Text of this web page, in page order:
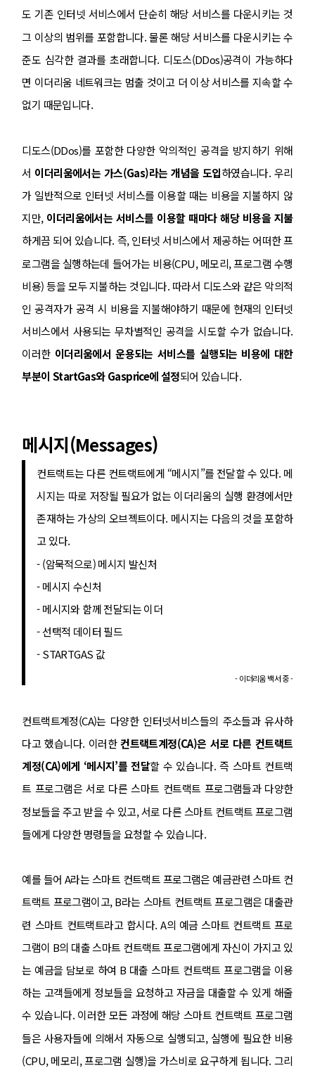
도 기존 인터넷 서비스에서 단순히 해당 서비스를 다운시키는 것
그 이상의 범위를 포함합니다. 물론 해당 서비스를 다운시키는 수
준도 심각한 결과를 초래합니다. 디도스(DDos)공격이 가능하다
면 이더리움 네트워크는 멈출 것이고 더 이상 서비스를 지속할 수
없기 때문입니다.
디도스(DDos)를 포함한 다양한 악의적인 공격을 방지하기 위해
서 이더리움에서는 가스(Gas)라는 개념을 도입하였습니다. 우리
가 일반적으로 인터넷 서비스를 이용할 때는 비용을 지불하지 않
지만, 이더리움에서는 서비스를 이용할 때마다 해당 비용을 지불
하게끔 되어 있습니다. 즉, 인터넷 서비스에서 제공하는 어떠한 프
로그램을 실행하는데 들어가는 비용(CPU, 메모리, 프로그램 수행
비용) 등을 모두 지불하는 것입니다. 따라서 디도스와 같은 악의적
인 공격자가 공격 시 비용을 지불해야하기 때문에 현재의 인터넷
서비스에서 사용되는 무차별적인 공격을 시도할 수가 없습니다.
이러한 이더리움에서 운용되는 서비스를 실행되는 비용에 대한
부분이 StartGas와 Gasprice에 설정되어 있습니다.
메시지(Messages)
컨트랙트는 다른 컨트랙트에게 “메시지”를 전달할 수 있다. 메
시지는 따로 저장될 필요가 없는 이더리움의 실행 환경에서만
존재하는 가상의 오브젝트이다. 메시지는 다음의 것을 포함하
고 있다.
- (암묵적으로) 메시지 발신처
- 메시지 수신처
- 메시지와 함께 전달되는 이더
- 선택적 데이터 필드
- STARTGAS 값
- 이더리움 백서 중 -
컨트랙트계정(CA)는 다양한 인터넷서비스들의 주소들과 유사하
다고 했습니다. 이러한컨트랙트계정(CA)은 서로 다른 컨트랙트
계정(CA)에게 ‘메시지’를 전달할 수 있습니다. 즉 스마트 컨트랙
트 프로그램은 서로 다른 스마트 컨트랙트 프로그램들과 다양한
정보들을 주고 받을 수 있고, 서로 다른 스마트 컨트랙트 프로그램
들에게 다양한 명령들을 요청할 수 있습니다.
예를 들어 A라는 스마트 컨트랙트 프로그램은 예금관련 스마트 컨
트랙트 프로그램이고, B라는 스마트 컨트랙트 프로그램은 대출관
련 스마트 컨트랙트라고 합시다. A의 예금 스마트 컨트랙트 프로
그램이 B의 대출 스마트 컨트랙트 프로그램에게 자신이 가지고 있
는 예금을 담보로 하여 B 대출 스마트 컨트랙트 프로그램을 이용
하는 고객들에게 정보들을 요청하고 자금을 대출할 수 있게 해줄
수 있습니다. 이러한 모든 과정에 해당 스마트 컨트랙트 프로그램
들은 사용자들에 의해서 자동으로 실행되고, 실행에 필요한 비용
(CPU, 메모리, 프로그램 실행)을 가스비로 요구하게 됩니다. 그리